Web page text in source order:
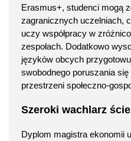
Erasmus+, studenci mogą
zagranicznych uczelniach,
uczy współpracy w
zespołach. Dodatkowo
języków obcych
swobodnego poruszania
przestrzeni społeczno-
Szeroki wachlarz
Dyplom magistra ekonomii